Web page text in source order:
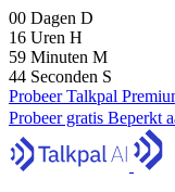
00 Dagen D
16 Uren H
59 Minuten M
43 Seconden S
Probeer Talkpal
Probeer gratis Beperkt